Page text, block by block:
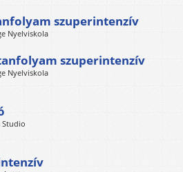
szuperintenzív
Nyelviskola
szuperintenzív
Nyelviskola
Studio